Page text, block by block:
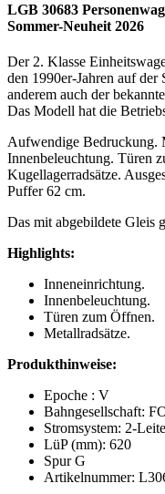
LGB 30683
Sommer-Neuheit 2026
Der 2. Klasse
den 1990er-Jahren auf
anderem auch der
Das Modell hat die
Aufwendige Bedruckung.
Innenbeleuchtung. Türen
Kugellagerradsätze.
Puffer 62 cm.
Das mit abgebildete Gleis
Highlights:
Inneneinrichtung.
Innenbeleuchtung.
Türen zum Öffnen.
Metallradsätze.
Produkthinweise:
Epoche : V
Bahngesellschaft:
Stromsystem: 2-
LüP (mm): 620
Spur G
Artikelnummer: